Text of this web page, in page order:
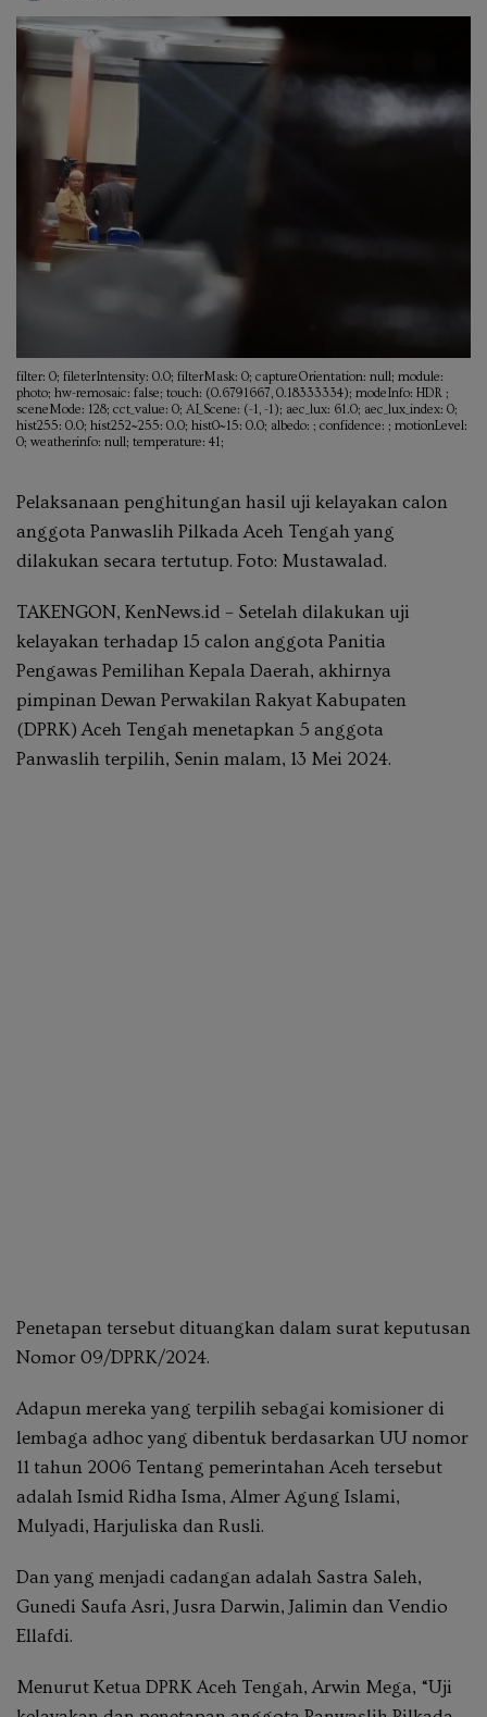
filter: 0; fileterIntensity: 0.0; filterMask: 0; captureOrientation: null; module:
photo; hw-remosaic: false; touch: (0.6791667, 0.18333334); modeInfo: HDR ;
sceneMode: 128; cct_value: 0; AI_Scene: (-1, -1); aec_lux: 61.0; aec_lux_index: 0;
hist255: 0.0; hist252~255: 0.0; hist0~15: 0.0; albedo: ; confidence: ; motionLevel:
0; weatherinfo: null; temperature: 41;
Pelaksanaan penghitungan hasil uji kelayakan calon
anggota Panwaslih Pilkada Aceh Tengah yang
dilakukan secara tertutup. Foto: Mustawalad.
TAKENGON, KenNews.id – Setelah dilakukan uji
kelayakan terhadap 15 calon anggota Panitia
Pengawas Pemilihan Kepala Daerah, akhirnya
pimpinan Dewan Perwakilan Rakyat Kabupaten
(DPRK) Aceh Tengah menetapkan 5 anggota
Panwaslih terpilih, Senin malam, 13 Mei 2024.
Penetapan tersebut dituangkan dalam surat keputusan
Nomor 09/DPRK/2024.
Adapun mereka yang terpilih sebagai komisioner di
lembaga adhoc yang dibentuk berdasarkan UU nomor
11 tahun 2006 Tentang pemerintahan Aceh tersebut
adalah Ismid Ridha Isma, Almer Agung Islami,
Mulyadi, Harjuliska dan Rusli.
Dan yang menjadi cadangan adalah Sastra Saleh,
Gunedi Saufa Asri, Jusra Darwin, Jalimin dan Vendio
Ellafdi.
Menurut Ketua DPRK Aceh Tengah, Arwin Mega, “Uji